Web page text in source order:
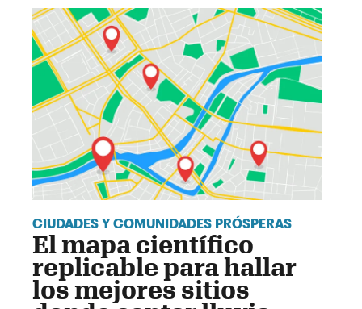
CIUDADES Y COMUNIDADES PRÓSPERAS
El mapa científico
replicable para hallar
los mejores sitios